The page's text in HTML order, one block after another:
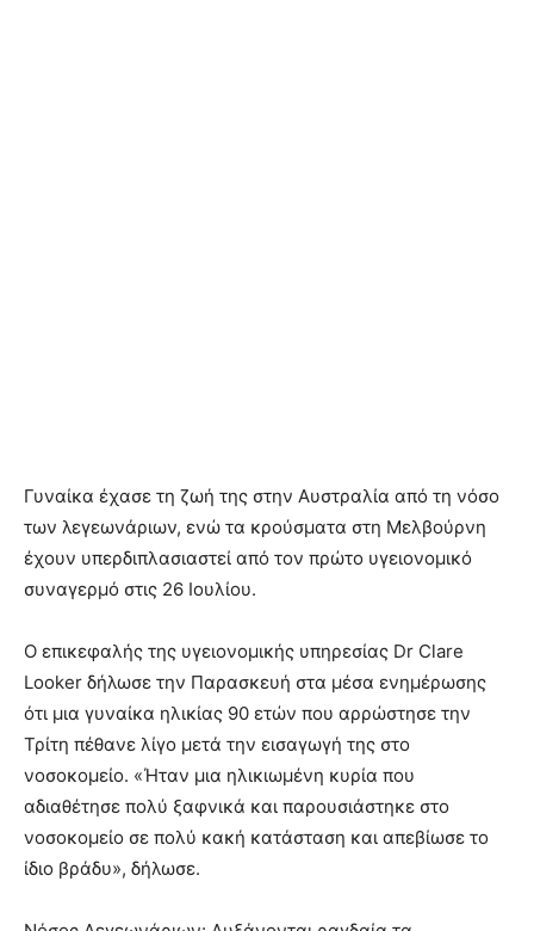
Γυναίκα έχασε τη ζωή της στην Αυστραλία από τη νόσο
των λεγεωνάριων, ενώ τα κρούσματα στη Μελβούρνη
έχουν υπερδιπλασιαστεί από τον πρώτο υγειονομικό
συναγερμό στις 26 Ιουλίου.
Ο επικεφαλής της υγειονομικής υπηρεσίας Dr Clare
Looker δήλωσε την Παρασκευή στα μέσα ενημέρωσης
ότι μια γυναίκα ηλικίας 90 ετών που αρρώστησε την
Τρίτη πέθανε λίγο μετά την εισαγωγή της στο
νοσοκομείο. «Ήταν μια ηλικιωμένη κυρία που
αδιαθέτησε πολύ ξαφνικά και παρουσιάστηκε στο
νοσοκομείο σε πολύ κακή κατάσταση και απεβίωσε το
ίδιο βράδυ», δήλωσε.